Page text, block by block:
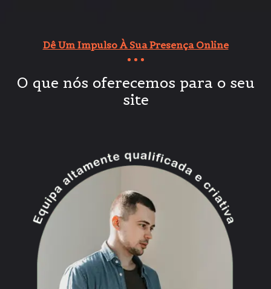
Dê Um Impulso À Sua Presença Online
O que nós oferecemos para o seu
site